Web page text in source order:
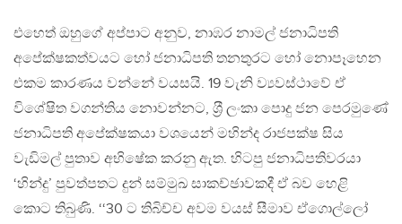
එහෙත් ඔහුගේ අප්පාට අනුව, නාඹර නාමල් ජනාධිපති
අපේක්ෂකත්වයට හෝ ජනාධිපති තනතුරට හෝ නොපෑහෙන
එකම කාරණය වන්නේ වයසයි. 19 වැනි ව්‍යවස්ථාවේ ඒ
විශේෂිත වගන්තිය නොවන්නට, ශ‍්‍රී ලංකා පොදු ජන පෙරමුණේ
ජනාධිපති අපේක්ෂකයා වශයෙන් මහින්ද රාජපක්ෂ සිය
වැඩිමල් පුතාව අභිෂේක කරනු ඇත. හිටපු ජනාධිපතිවරයා
‘හින්දු’ පුවත්පතට දුන් සම්මුඛ සාකච්ඡාවකදී ඒ බව හෙළි
කොට තිබුණි. ‘‘30 ට තිබිච්ච අවම වයස් සීමාව ඒගොල්ලෝ